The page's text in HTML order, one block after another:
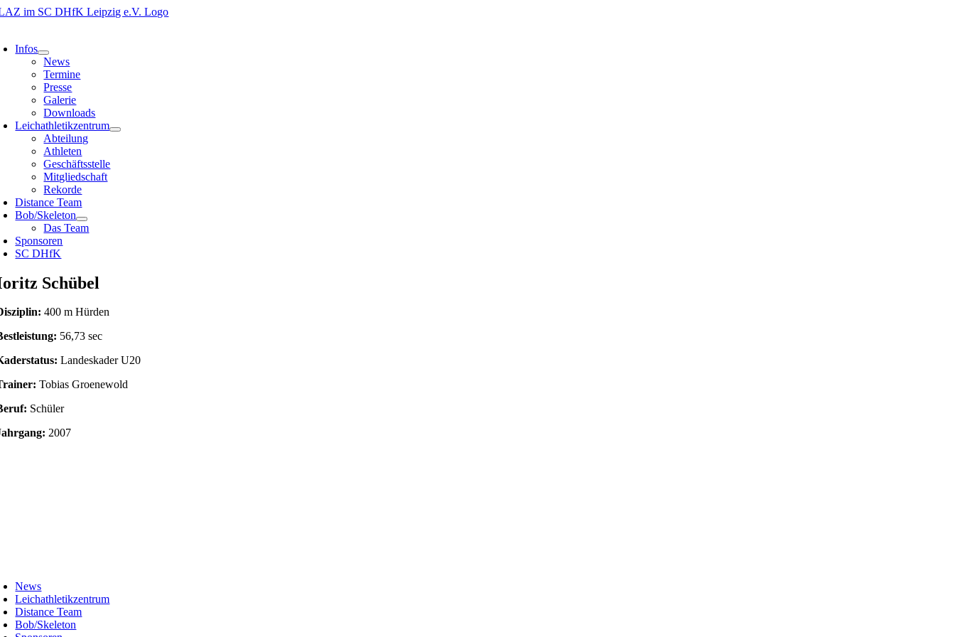
Zum
Infos
News
Termine
Presse
Galerie
Downloads
Leichathletikzentrum
Abteilung
Athleten
Geschäftsstelle
Mitgliedschaft
Rekorde
Distance Team
Bob/Skeleton
Das Team
Sponsoren
SC DHfK
Schübel
400 m Hürden
56,73 sec
Landeskader U20
Tobias Groenewold
Schüler
2007
News
Leichathletikzentrum
Distance Team
Bob/Skeleton